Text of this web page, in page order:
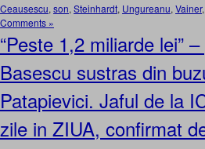
Ceausescu, son, Steinhardt, Ungureanu, Vainer,
Comments »
“Peste 1,2 miliarde lei”
Basescu sustras din
Patapievici. Jaful de la
zile in ZIUA, confirmat